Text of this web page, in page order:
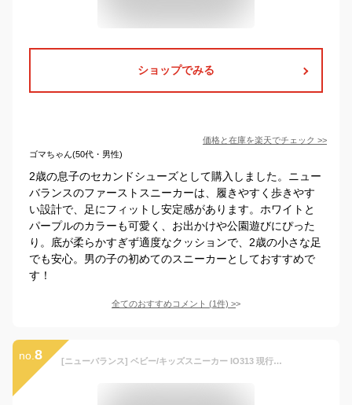
ショップでみる
価格と在庫を楽天でチェック >>
ゴマちゃん(50代・男性)
2歳の息子のセカンドシューズとして購入しました。ニュー
バランスのファーストスニーカーは、履きやすく歩きやす
い設計で、足にフィットし安定感があります。ホワイトと
パープルのカラーも可愛く、お出かけや公園遊びにぴった
り。底が柔らかすぎず適度なクッションで、2歳の小さな足
でも安心。男の子の初めてのスニーカーとしておすすめで
す！
全てのおすすめコメント (1件) >
no. 8 [ニューバランス] ベビー/キッズスニーカー IO313 現行モデル マジックテープ 幅広 男の子 女の子 TA2(GRAY) 15.0 cm W